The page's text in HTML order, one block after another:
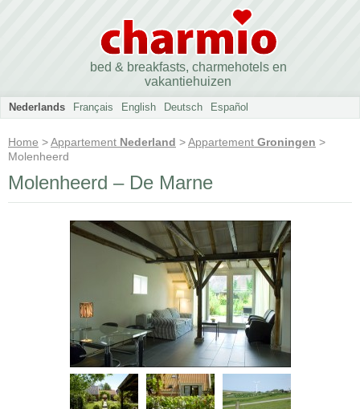
bed & breakfasts, charmehotels en
vakantiehuizen
Nederlands Français English Deutsch Español
Home >Appartement Nederland >Appartement Groningen >
Molenheerd
Molenheerd – De Marne